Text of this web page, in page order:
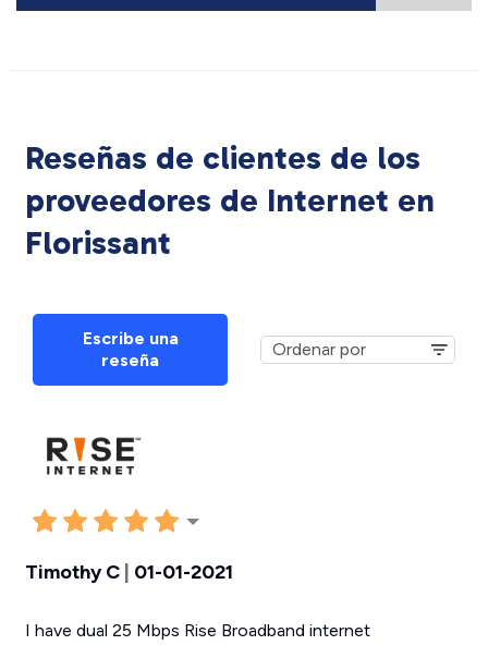
Reseñas de clientes de los
proveedores de Internet en
Florissant
Escribe una
reseña
Timothy C| 01-01-2021
I have dual 25 Mbps Rise Broadband internet